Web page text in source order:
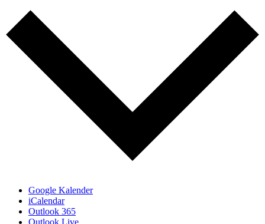
Google Kalender
iCalendar
Outlook 365
Outlook Live